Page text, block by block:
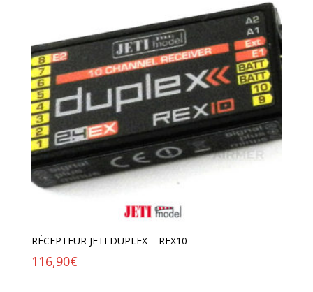
RÉCEPTEUR JETI DUPLEX – REX10
116,90€